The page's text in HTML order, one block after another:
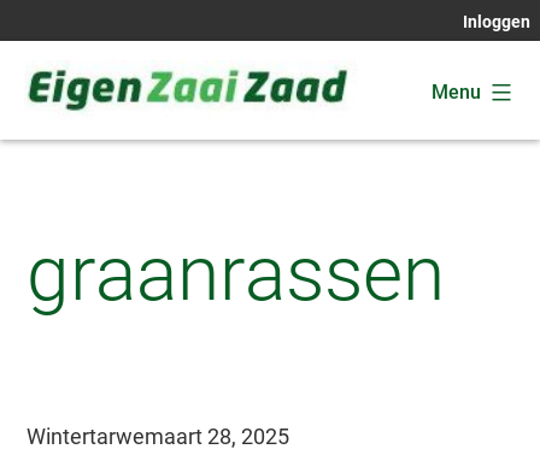
naar
inhoud
Inloggen
Eigen
Menu
graanrassen
Wintertarwemaart 28, 2025